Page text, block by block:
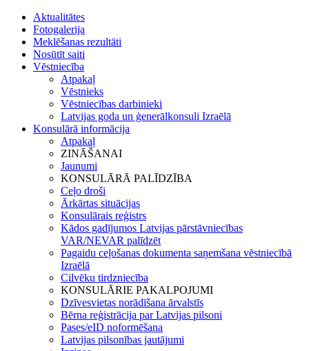
Aktualitātes
Fotogalerija
Meklēšanas rezultāti
Nosūtīt saiti
Vēstniecība
Atpakaļ
Vēstnieks
Vēstniecības darbinieki
Latvijas goda un ģenerālkonsuli Izraēlā
Konsulārā informācija
Atpakaļ
ZINĀŠANAI
Jaunumi
KONSULĀRĀ PALĪDZĪBA
Ceļo droši
Ārkārtas situācijas
Konsulārais reģistrs
Kādos gadījumos Latvijas pārstāvniecības
VAR/NEVAR palīdzēt
Pagaidu ceļošanas dokumenta saņemšana vēstniecībā
Izraēlā
Cilvēku tirdzniecība
KONSULĀRIE PAKALPOJUMI
Dzīvesvietas norādīšana ārvalstīs
Bērna reģistrācija par Latvijas pilsoni
Pases/eID noformēšana
Latvijas pilsonības jautājumi